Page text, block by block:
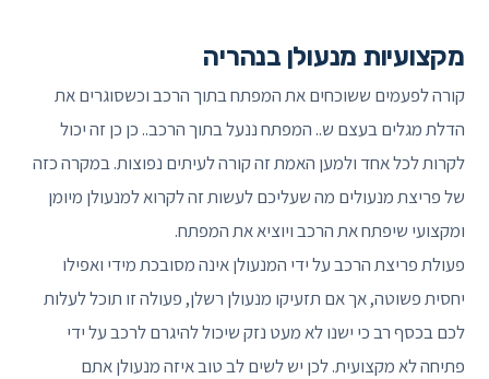
מקצועיות מנעולן בנהריה
קורה לפעמים ששוכחים את המפתח בתוך הרכב וכשסוגרים את
הדלת מגלים בעצם ש.. המפתח ננעל בתוך הרכב.. כן כן זה יכול
לקרות לכל אחד ולמען האמת זה קורה לעיתים נפוצות. במקרה כזה
של פריצת מנעולים מה שעליכם לעשות זה לקרוא למנעולן מיומן
ומקצועי שיפתח את הרכב ויוציא את המפתח.
פעולת פריצת הרכב על ידי המנעולן אינה מסובכת מידי ואפילו
יחסית פשוטה, אך אם תזעיקו מנעולן רשלן, פעולה זו תוכל לעלות
לכם בכסף רב כי ישנו לא מעט נזק שיכול להיגרם לרכב על ידי
פתיחה לא מקצועית. לכן יש לשים לב טוב איזה מנעולן אתם